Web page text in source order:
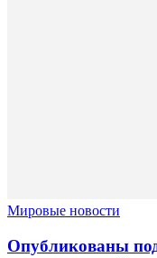
Мировые новости
Опубликованы